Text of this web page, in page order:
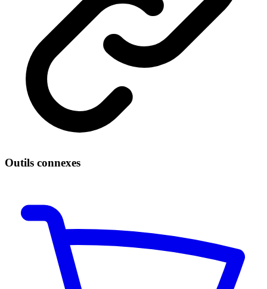
Outils connexes